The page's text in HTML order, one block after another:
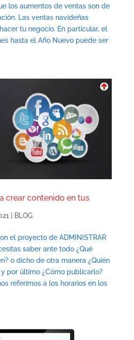
los aumentos de ventas son de
Las ventas navideñas
tu negocio. En particular, el
hasta el Año Nuevo puede ser
crear contenido en tus
| BLOG
el proyecto de ADMINISTRAR
saber ante todo ¿Qué
o dicho de otra manera ¿Quién
por último ¿Cómo publicarlo?
referimos a los horarios en los